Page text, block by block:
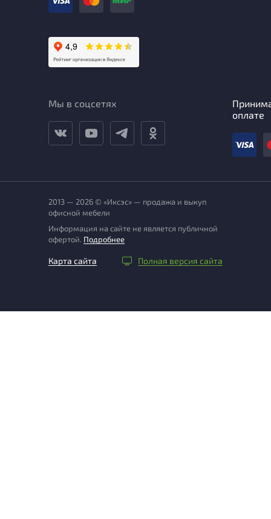
Мы в соцсетях
оплате
2013 — 2026 © «Иксэс» — продажа и выкуп
офисной мебели
Информация на сайте не является публичной
офертой. Подробнее
Карта сайта Полная версия сайта